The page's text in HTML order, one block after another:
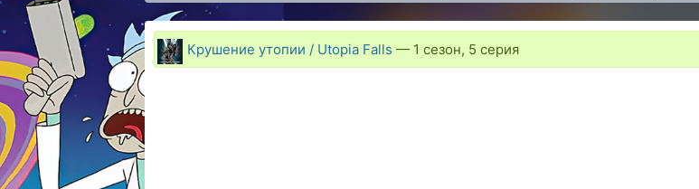
Крушение утопии / Utopia Falls — 1 сезон, 5 серия